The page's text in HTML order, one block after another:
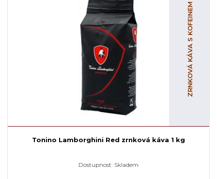
ZRNKOVÁ KÁVA S KOFEINEM
Tonino Lamborghini Red zrnková káva 1 kg
Dostupnost: Skladem